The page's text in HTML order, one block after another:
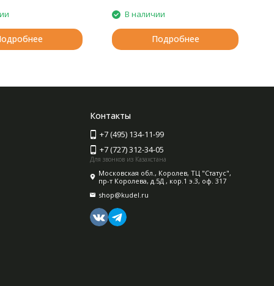
В наличии
Подробнее
Контакты
+7 (495) 134-11-99
+7 (727) 312-34-05
Для звонков из Казахстана
Московская обл., Королев, ТЦ "Статус",
пр-т Королева, д.5Д , кор.1 э.3, оф. 317
shop@kudel.ru